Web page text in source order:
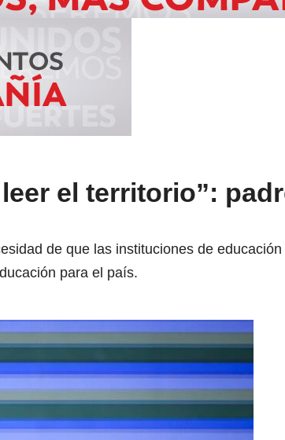
el territorio”:
de que las instituciones de
para el país.